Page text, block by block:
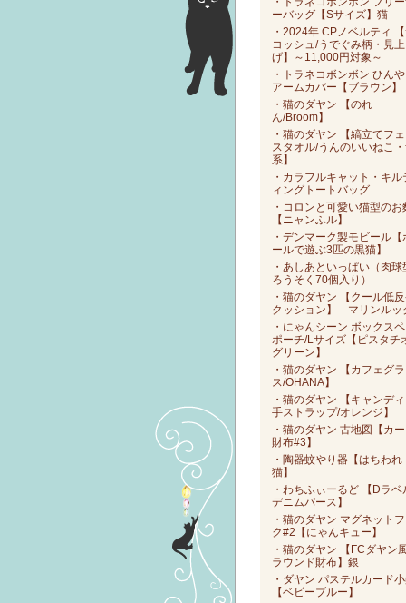
ーバッグ【Sサイズ】猫
・2024年 CPノベルティ
コッシュ/うでぐみ柄・見上
げ】～11,000円対象～
・トラネコボンボン ひんや
アームカバー【ブラウン】
・猫のダヤン 【のれ
ん/Broom】
・猫のダヤン 【縞立てフェ
スタオル/うんのいいねこ
系】
・カラフルキャット・キル
ィングトートバッグ
・コロンと可愛い猫型のお
【ニャンふル】
・デンマーク製モビール【
ールで遊ぶ3匹の黒猫】
・あしあといっぱい（肉球
ろうそく70個入り）
・猫のダヤン 【クール低
クッション】 マリンルッ
・にゃんシーン ボックス
ポーチ/Lサイズ【ピスタチ
グリーン】
・猫のダヤン 【カフェグラ
ス/OHANA】
・猫のダヤン 【キャンディ
手ストラップ/オレンジ】
・猫のダヤン 古地図【カ
財布#3】
・陶器蚊やり器【はちわれ
猫】
・わちふぃーるど 【Dラベ
デニムパース】
・猫のダヤン マグネットフ
ク#2【にゃんキュー】
・猫のダヤン 【FCダヤン
ラウンド財布】銀
・ダヤン パステルカード
【ベビーブルー】